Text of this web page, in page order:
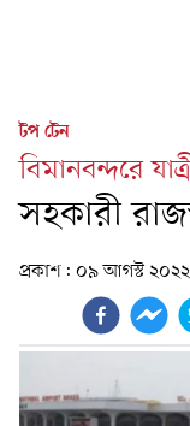
টপ টেন
বিমানবন্দরে
সহকারী
প্রকাশ: ০৯ আগস্ট